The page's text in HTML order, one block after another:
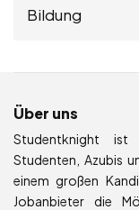
Bildung
Über uns
Studentknight ist
Studenten, Azubis
einem großen
Jobanbieter die